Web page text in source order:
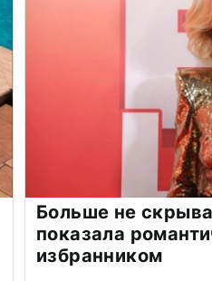
Больше не
показала
избранником